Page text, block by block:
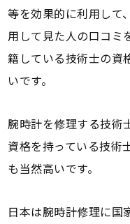
等を効果的に利用して
用して見た人の口コミ
籍している技術士の資
いです。
腕時計を修理する技術
資格を持っている技術
も当然高いです。
日本は腕時計修理に国